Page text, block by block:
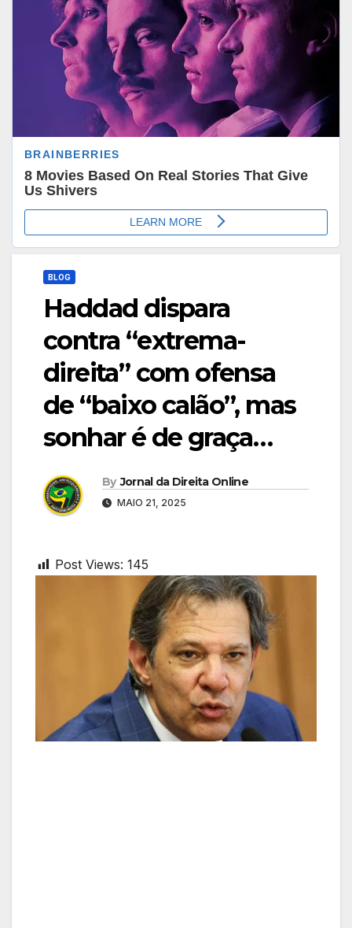
BLOG
Haddad dispara
contra “extrema-
direita” com ofensa
de “baixo calão”, mas
sonhar é de graça…
By Jornal da Direita Online
MAIO 21, 2025
Post Views: 145